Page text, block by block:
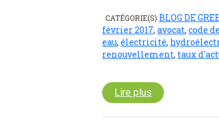
CATÉGORIE(S) BLOG DE
février 2017, avocat, code
eau, électricité,
renouvellement, taux
Lire plus